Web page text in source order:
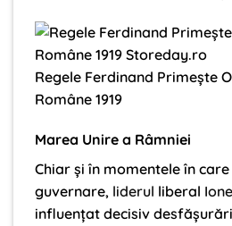
Regele Ferdinand Primește
Române 1919
Marea Unire a Râmniei
Chiar și în momentele în
guvernare, liderul liberal
influențat decisiv